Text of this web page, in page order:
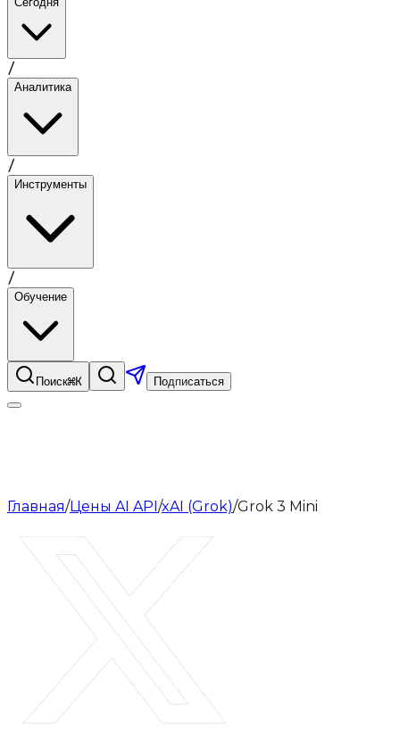
/
Аналитика
/
Инструменты
/
Обучение
Поиск⌘K Подписаться
Главная/Цены AI API/xAI (Grok)/Grok 3 Mini